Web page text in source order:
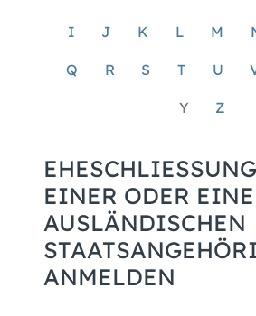
I J K L M
Q R S T U
Y Z
EHESCHLIESSUNG
INER ODER EINEM
USLÄNDISCHEN S
NMELDEN